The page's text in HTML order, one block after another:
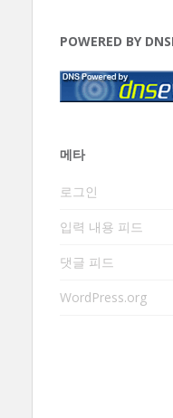
POWERED BY
메타
로그인
입력 내용 피드
댓글 피드
WordPress.org